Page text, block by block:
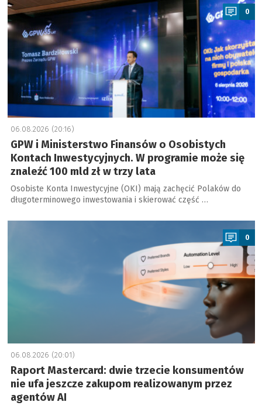
0
06.08.2026 (20:16)
GPW i Ministerstwo Finansów o Osobistych
Kontach Inwestycyjnych. W programie może się
znaleźć 100 mld zł w trzy lata
Osobiste Konta Inwestycyjne (OKI) mają zachęcić Polaków do
długoterminowego inwestowania i skierować część …
a
0
06.08.2026 (20:01)
Raport Mastercard: dwie trzecie konsumentów
nie ufa jeszcze zakupom realizowanym przez
agentów AI